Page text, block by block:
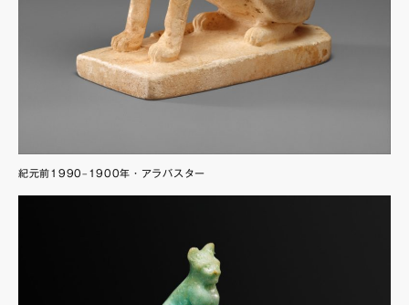
紀元前1990–1900年・アラバスター